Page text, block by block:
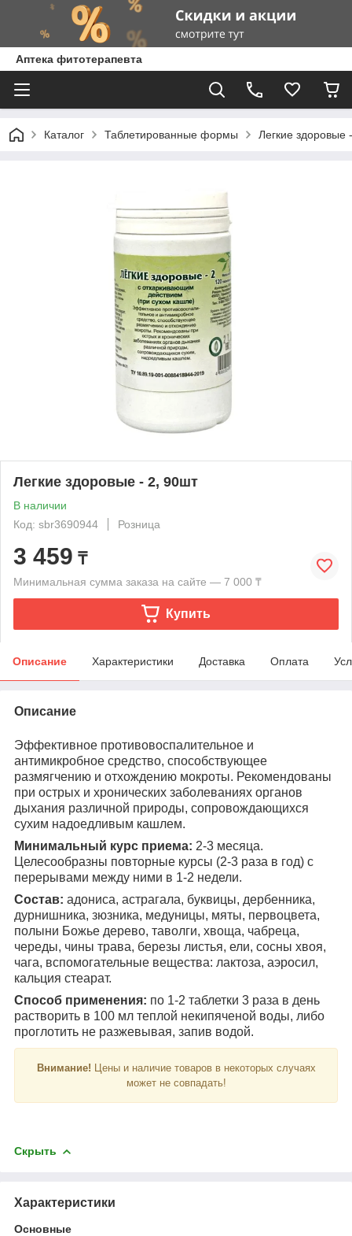
Аптека фитотерапевта
Каталог Таблетированные формы Легкие здоровые
Легкие здоровые - 2, 90шт
В наличии
Код: sbr3690944
Розница
3 459 ₸
Минимальная сумма заказа на сайте — 7 000 ₸
Купить
Описание Характеристики Доставка Оплата
Описание
Эффективное противовоспалительное и
антимикробное средство, способствующее
размягчению и отхождению мокроты. Рекомендованы
при острых и хронических заболеваниях органов
дыхания различной природы, сопровождающихся
сухим надоедливым кашлем.
Минимальный курс приема: 2-3 месяца.
Целесообразны повторные курсы (2-3 раза в год) с
перерывами между ними в 1-2 недели.
Состав: адониса, астрагала, буквицы, дербенника,
дурнишника, зюзника, медуницы, мяты, первоцвета,
полыни Божье дерево, таволги, хвоща, чабреца,
череды, чины трава, березы листья, ели, сосны хвоя,
чага, вспомогательные вещества: лактоза, аэросил,
кальция стеарат.
Способ применения: по 1-2 таблетки 3 раза в день
растворить в 100 мл теплой некипяченой воды, либо
проглотить не разжевывая, запив водой.
Внимание! Цены и наличие товаров в некоторых случаях
может не совпадать!
Скрыть
Характеристики
Основные